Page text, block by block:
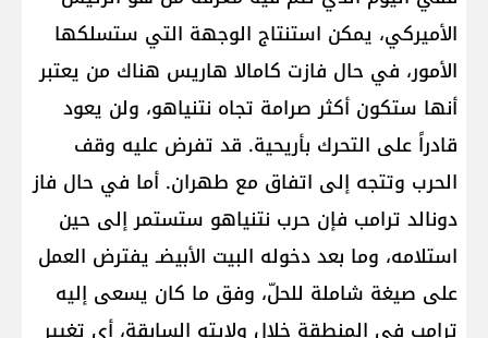
الأميركي، يمكن استنتاج الوجهة التي ستسلكها
الأمور، في حال فازت كامالا هاريس هناك من يعتبر
أنها ستكون أكثر صرامة تجاه نتنياهو، ولن يعود
قادراً على التحرك بأريحية. قد تفرض عليه وقف
الحرب وتتجه إلى اتفاق مع طهران. أما في حال فاز
دونالد ترامب فإن حرب نتنياهو ستستمر إلى حين
استلامه، وما بعد دخوله البيت الأبيضـ يفترض العمل
على صيغة شاملة للحلّ، وفق ما كان يسعى إليه
ترامب في المنطقة خلال ولايته السابقة، أي تغيير